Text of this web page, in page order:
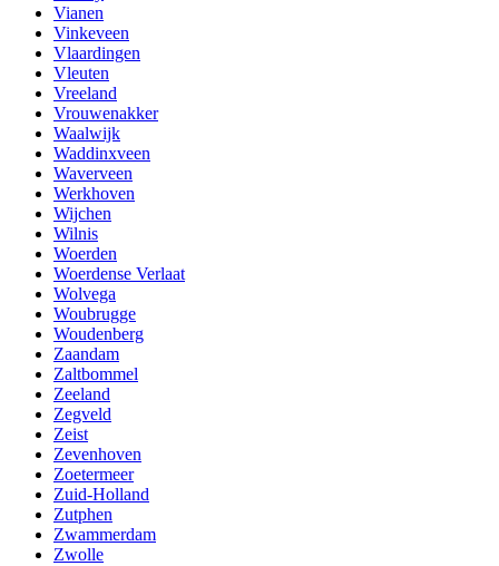
Vianen
Vinkeveen
Vlaardingen
Vleuten
Vreeland
Vrouwenakker
Waalwijk
Waddinxveen
Waverveen
Werkhoven
Wijchen
Wilnis
Woerden
Woerdense Verlaat
Wolvega
Woubrugge
Woudenberg
Zaandam
Zaltbommel
Zeeland
Zegveld
Zeist
Zevenhoven
Zoetermeer
Zuid-Holland
Zutphen
Zwammerdam
Zwolle